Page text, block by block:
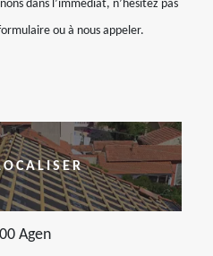
dans l’immédiat, n’hésitez pas
ou à nous appeler.
Agen